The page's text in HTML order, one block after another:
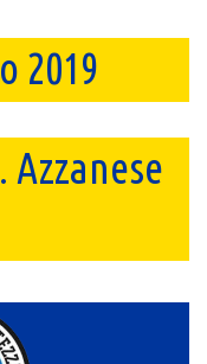
2019
Azzanese